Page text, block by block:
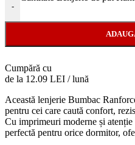
-
Cumpără cu
de la 12.09 LEI / lună
Această lenjerie Bumbac
pentru cei care caută confort,
Cu imprimeuri moderne și
perfectă pentru orice dormitor,